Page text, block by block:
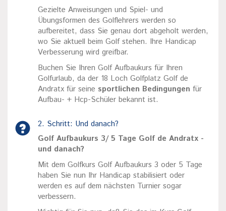
Gezielte Anweisungen und Spiel- und
Übungsformen des Golflehrers werden so
aufbereitet, dass Sie genau dort abgeholt werden,
wo Sie aktuell beim Golf stehen. Ihre Handicap
Verbesserung wird greifbar.
Buchen Sie Ihren Golf Aufbaukurs für Ihren
Golfurlaub, da der 18 Loch Golfplatz Golf de
Andratx für seine sportlichen Bedingungen für
Aufbau- + Hcp-Schüler bekannt ist.
2. Schritt: Und danach?
Golf Aufbaukurs 3/ 5 Tage Golf de Andratx -
und danach?
Mit dem Golfkurs Golf Aufbaukurs 3 oder 5 Tage
haben Sie nun Ihr Handicap stabilisiert oder
werden es auf dem nächsten Turnier sogar
verbessern.